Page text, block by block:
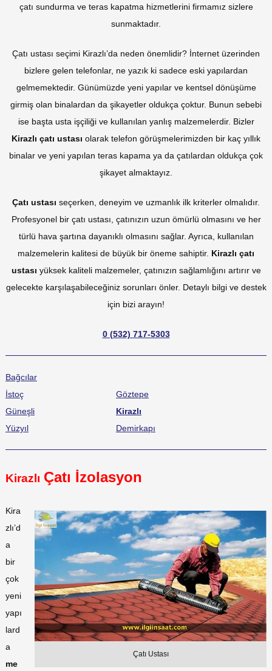
çatı sundurma ve teras kapatma hizmetlerini firmamız sizlere
sunmaktadır.
Çatı ustası seçimi Kirazlı’da neden önemlidir? İnternet üzerinden
bizlere gelen telefonlar, ne yazık ki sadece eski yapılardan
gelmemektedir. Günümüzde yeni yapılar ve kentsel dönüşüme
girmiş olan binalardan da şikayetler oldukça çoktur. Bunun sebebi
ise başta usta işçiliği ve kullanılan yanlış malzemelerdir. Bizler
Kirazlı çatı ustası olarak telefon görüşmelerimizden bir kaç yıllık
binalar ve yeni yapılan teras kapama ya da çatılardan oldukça çok
şikayet almaktayız.
Çatı ustası seçerken, deneyim ve uzmanlık ilk kriterler olmalıdır.
Profesyonel bir çatı ustası, çatınızın uzun ömürlü olmasını ve her
türlü hava şartına dayanıklı olmasını sağlar. Ayrıca, kullanılan
malzemelerin kalitesi de büyük bir öneme sahiptir. Kirazlı çatı
ustası yüksek kaliteli malzemeler, çatınızın sağlamlığını artırır ve
gelecekte karşılaşabileceğiniz sorunları önler. Detaylı bilgi ve destek
için bizi arayın!
0 (532) 717-5303
Bağcılar
İstoç
Göztepe
Güneşli
Kirazlı
Yüzyıl
Demirkapı
Kirazlı Çatı İzolasyon
Çatı Ustası
Kira
zlı’d
a
bir
çok
yeni
yapı
lard
a
me